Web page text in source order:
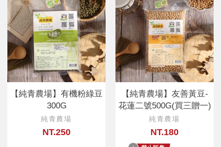
【純青農場】有機粉綠豆
300G
純青農場
NT.250
【純青農場】友善黃豆-
花蓮二號500G(買三贈一)
純青農場
NT.180